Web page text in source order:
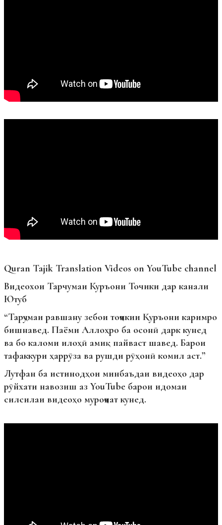
Quran Tajik Translation Videos on YouTube channel
Видеохои Тарчумаи Куръони Точики дар канали
Ютуб
“Тарҷумаи равшану зебои тоҷикии Қуръони каримро
бишнавед. Паёми Аллоҳро ба осонӣ дарк кунед
ва бо каломи илоҳӣ амиқ пайваст шавед. Барои
тафаккури ҳаррӯза ва рушди рӯҳонӣ комил аст.”
Лутфан ба истинодҳои минбаъдаи видеоҳо дар
рӯйхати навозиш аз YouTube барои идомаи
силсилаи видеоҳо муроҷиат кунед.